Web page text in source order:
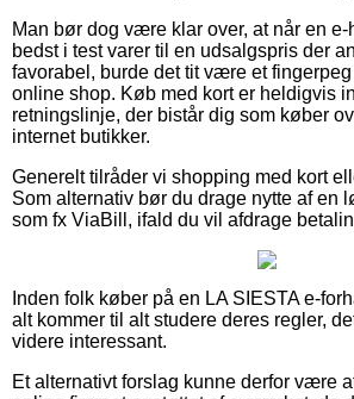
Man bør dog være klar over, at når en
bedst i test varer til en udsalgspris der
favorabel, burde det tit være et
online shop. Køb med kort er heldigvis
retningslinje, der bistår dig som køber
internet butikker.
Generelt tilråder vi shopping med kort
Som alternativ bør du drage nytte af en
som fx ViaBill, ifald du vil afdrage
Inden folk køber på en LA SIESTA e-
alt kommer til alt studere deres regler,
videre interessant.
Et alternativt forslag kunne derfor være